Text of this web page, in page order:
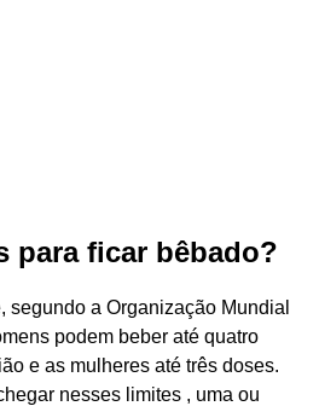
para ficar bêbado?
segundo a Organização Mundial
podem beber até quatro
e as mulheres até três doses.
nesses limites , uma ou